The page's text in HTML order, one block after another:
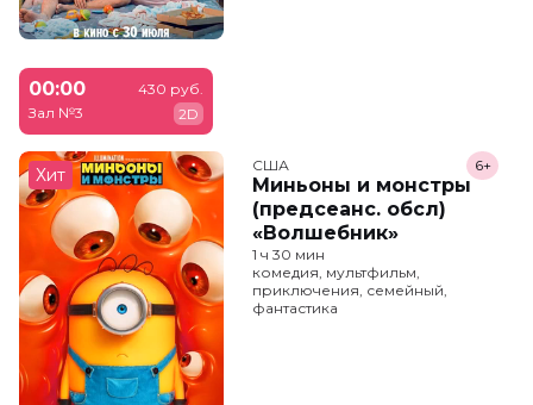
00:00
Зал №3
430 руб.
2D
Хит США
Миньоны и монстры
(предсеанс. обсл)
«Волшебник»
6+
1 ч 30 мин
комедия, мультфильм,
приключения, семейный,
фантастика